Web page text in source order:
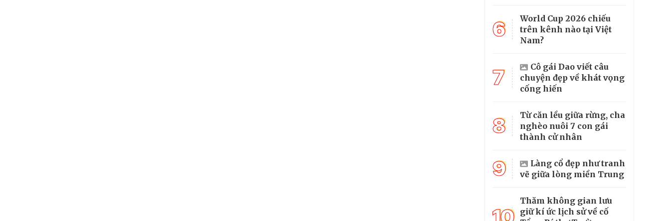
6
World Cup 2026 chiếu
trên kênh nào tại Việt
Nam?
7
Cô gái Dao viết câu
chuyện đẹp về khát vọng
cống hiến
8
Từ căn lều giữa rừng, cha
nghèo nuôi 7 con gái
thành cử nhân
9
Làng cổ đẹp như tranh
vẽ giữa lòng miền Trung
Thăm không gian lưu
giữ kí ức lịch sử về cố